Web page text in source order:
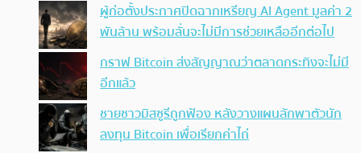
ผู้ก่อตั้งประกาศปิดฉากเหรียญ AI Agent มูลค่า 2
พันล้าน พร้อมลั่นจะไม่มีการช่วยเหลืออีกต่อไป
กราฟ Bitcoin ส่งสัญญาณว่าตลาดกระทิงจะไม่มี
อีกแล้ว
ชายชาวมิสซูรีถูกฟ้อง หลังวางแผนลักพาตัวนัก
ลงทุน Bitcoin เพื่อเรียกค่าไถ่